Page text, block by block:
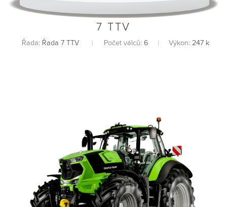
7 TTV
Řada: Řada 7 TTV Počet válců: 6 Výkon: 247 k